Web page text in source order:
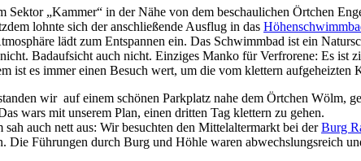
Sektor „Kammer“ in der Nähe von dem beschaulichen Örtchen
lohnte sich der anschließende Ausflug in das
lädt zum Entspannen ein. Das Schwimmbad ist ein
Badaufsicht auch nicht. Einziges Manko für Verfrorene: Es ist
ist es immer einen Besuch wert, um die vom klettern aufgeheizten
wir auf einem schönen Parkplatz nahe dem Örtchen Wölm,
wars mit unserem Plan, einen dritten Tag klettern zu gehen.
auch nett aus: Wir besuchten den Mittelaltermarkt bei derBurg
Die Führungen durch Burg und Höhle waren abwechslungsreich